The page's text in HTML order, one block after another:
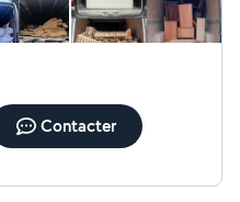
Contacter